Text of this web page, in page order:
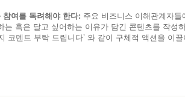
여를 독려해야 한다: 주요 비즈니스 이해관계자
혹은 달고 싶어하는 이유가 담긴 콘텐츠를 작성
코멘트 부탁 드립니다’ 와 같이 구체적 액션을 이